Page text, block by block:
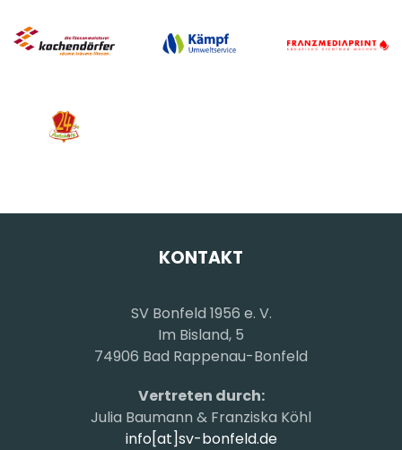
KONTAKT
SV Bonfeld 1956 e. V.
Im Bisland, 5
74906 Bad Rappenau-Bonfeld
Vertreten durch:
Julia Baumann & Franziska Köhl
info[at]sv-bonfeld.de